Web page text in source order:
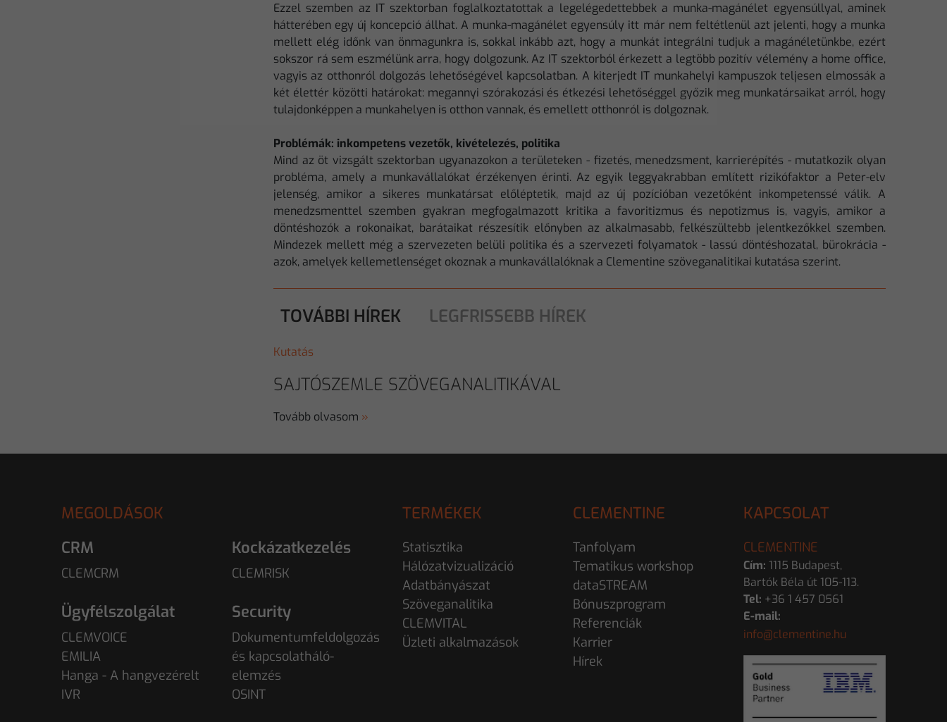
Ezzel szemben az IT szektorban foglalkoztatottak a legelégedettebbek a munka-magánélet egyensúllyal, aminek
hátterében egy új koncepció állhat. A munka-magánélet egyensúly itt már nem feltétlenül azt jelenti, hogy a munka
mellett elég időnk van önmagunkra is, sokkal inkább azt, hogy a munkát integrálni tudjuk a magánéletünkbe, ezért
sokszor rá sem eszmélünk arra, hogy dolgozunk. Az IT szektorból érkezett a legtöbb pozitív vélemény a home office,
vagyis az otthonról dolgozás lehetőségével kapcsolatban. A kiterjedt IT munkahelyi kampuszok teljesen elmossák a
két élettér közötti határokat: megannyi szórakozási és étkezési lehetőséggel győzik meg munkatársaikat arról, hogy
tulajdonképpen a munkahelyen is otthon vannak, és emellett otthonról is dolgoznak.
Problémák: inkompetens vezetők, kivételezés, politika
Mind az öt vizsgált szektorban ugyanazokon a területeken - fizetés, menedzsment, karrierépítés - mutatkozik olyan
probléma, amely a munkavállalókat érzékenyen érinti. Az egyik leggyakrabban említett rizikófaktor a Peter-elv
jelenség, amikor a sikeres munkatársat előléptetik, majd az új pozícióban vezetőként inkompetenssé válik. A
menedzsmenttel szemben gyakran megfogalmazott kritika a favoritizmus és nepotizmus is, vagyis, amikor a
döntéshozók a rokonaikat, barátaikat részesítik előnyben az alkalmasabb, felkészültebb jelentkezőkkel szemben.
Mindezek mellett még a szervezeten belüli politika és a szervezeti folyamatok - lassú döntéshozatal, bürokrácia -
azok, amelyek kellemetlenséget okoznak a munkavállalóknak a Clementine szöveganalitikai kutatása szerint.
TOVÁBBI HÍREK LEGFRISSEBB HÍREK
Kutatás
SAJTÓSZEMLE SZÖVEGANALITIKÁVAL
Tovább olvasom »
MEGOLDÁSOK
CRM
CLEMCRM
Ügyfélszolgálat
CLEMVOICE
EMILIA
Hanga - A hangvezérelt
IVR
Kockázatkezelés
CLEMRISK
Security
Dokumentumfeldolgozás
és kapcsolatháló-
elemzés
OSINT
TERMÉKEK
Statisztika
Hálózatvizualizáció
Adatbányászat
Szöveganalitika
CLEMVITAL
Üzleti alkalmazások
CLEMENTINE
Tanfolyam
Tematikus workshop
dataSTREAM
Bónuszprogram
Referenciák
Karrier
Hírek
KAPCSOLAT
CLEMENTINE
Cím: 1115 Budapest,
Bartók Béla út 105-113.
Tel: +36 1 457 0561
E-mail:
info@clementine.hu